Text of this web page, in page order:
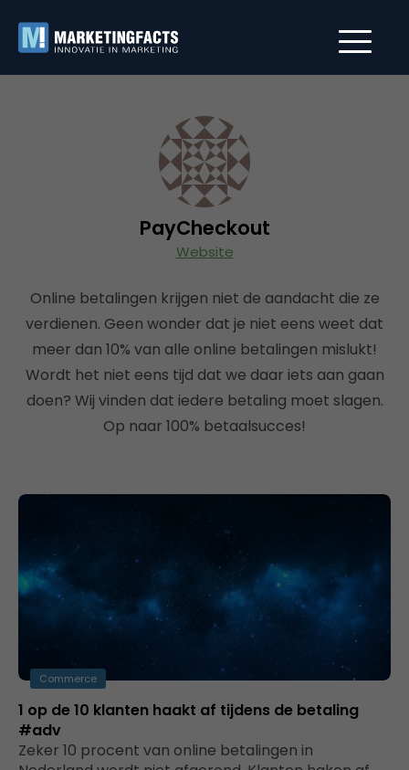
PayCheckout
Website
Online betalingen krijgen niet de aandacht die ze
verdienen. Geen wonder dat je niet eens weet dat
meer dan 10% van alle online betalingen mislukt!
Wordt het niet eens tijd dat we daar iets aan gaan
doen? Wij vinden dat iedere betaling moet slagen.
Op naar 100% betaalsucces!
Commerce
1 op de 10 klanten haakt af tijdens de betaling
#adv
Zeker 10 procent van online betalingen in